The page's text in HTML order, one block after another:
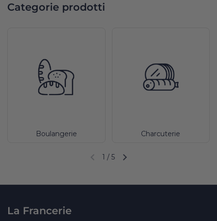
Categorie prodotti
Boulangerie Charcuterie
Diapositiva precedente
Diapositiva successiva
1 / 5
La Francerie